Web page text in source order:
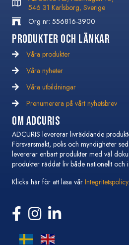
546 31 Karlsborg, Sverige
Org nr: 556816-3900
Produkter och Länkar
Våra produkter
Våra nyheter
Våra nyheter
Våra utbildningar
Våra utbildningar
Prenumerera på vårt nyhetsbrev
Prenumerera på vårt nyhetsbrev
Om Adcuris
ADCURIS levererar livräddande
Försvarsmakt, polis och myndigheter
levererar enbart produkter med väl
produkter räddat liv både nationellt och
Klicka här för att läsa vår Integritetspolicy.
Följ oss på Facebook
Följ oss på Instagram
Följ oss på Linkedin